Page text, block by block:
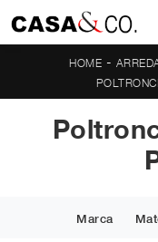
HOME -
Marca